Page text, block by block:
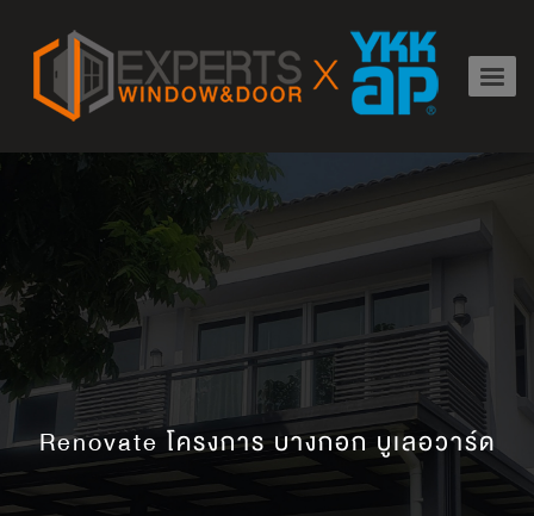
Renovate โครงการ บางกอก บูเลอวาร์ด